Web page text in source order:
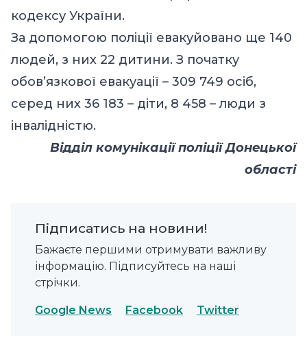
кодексу України.
За допомогою поліції евакуйовано ще 140
людей, з них 22 дитини. З початку
обов’язкової евакуації – 309 749 осіб,
серед них 36 183 – діти, 8 458 – люди з
інвалідністю.
Відділ комунікації поліціїДонецької
області
Підписатись на новини!
Бажаєте першими отримувати важливу
інформацію. Підписуйтесь на наші
стрічки.
Google News Facebook Twitter